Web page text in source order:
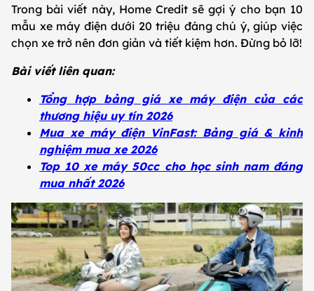
Trong bài viết này, Home Credit sẽ gợi ý cho bạn 10
mẫu xe máy điện dưới 20 triệu đáng chú ý, giúp việc
chọn xe trở nên đơn giản và tiết kiệm hơn. Đừng bỏ lỡ!
Bài viết liên quan:
Tổng hợp bảng giá xe máy điện của các
thương hiệu uy tín 2026
Mua xe máy điện VinFast: Bảng giá & kinh
nghiệm mua xe 2026
Top 10 xe máy 50cc cho học sinh nam đáng
mua nhất 2026